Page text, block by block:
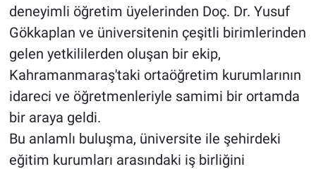
deneyimli öğretim üyelerinden Doç. Dr. Yusuf
Gökkaplan ve üniversitenin çeşitli birimlerinden
gelen yetkililerden oluşan bir ekip,
Kahramanmaraş'taki ortaöğretim kurumlarının
idareci ve öğretmenleriyle samimi bir ortamda
bir araya geldi.
Bu anlamlı buluşma, üniversite ile şehirdeki
eğitim kurumları arasındaki iş birliğini
EĞİTİM
BİLİM VE TEKNOLOJİ
Güvenlik
Bölge